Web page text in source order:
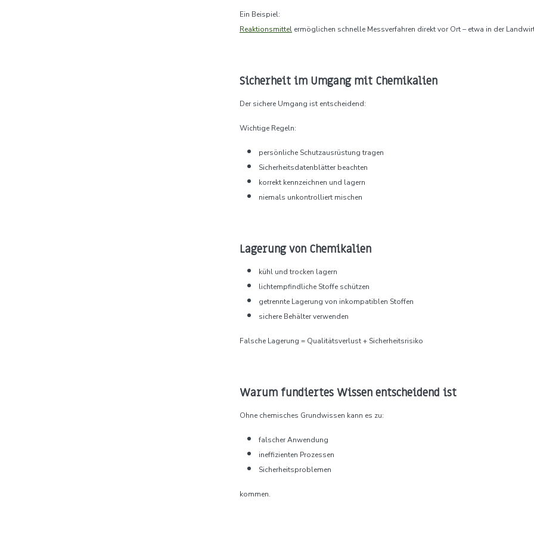
Ein Beispiel:
Reaktionsmittel ermöglichen schnelle Messverfahren direkt vor Ort – etwa in der
Sicherheit im Umgang mit Chemikalien
Der sichere Umgang ist entscheidend:
Wichtige Regeln:
persönliche Schutzausrüstung tragen
Sicherheitsdatenblätter beachten
korrekt kennzeichnen und lagern
niemals unkontrolliert mischen
Lagerung von Chemikalien
kühl und trocken lagern
lichtempfindliche Stoffe schützen
getrennte Lagerung von inkompatiblen Stoffen
sichere Behälter verwenden
Falsche Lagerung = Qualitätsverlust + Sicherheitsrisiko
Warum fundiertes Wissen entscheidend ist
Ohne chemisches Grundwissen kann es zu:
falscher Anwendung
ineffizienten Prozessen
Sicherheitsproblemen
kommen.